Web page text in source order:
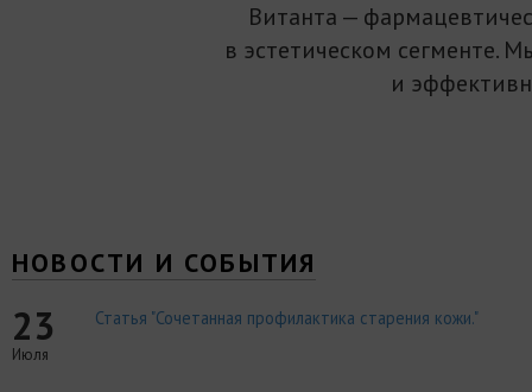
Витанта —
в эстетическом сегменте.
и
НОВОСТИ И СОБЫТИЯ
23
Июля
Статья "Сочетанная профилактика старения кожи."